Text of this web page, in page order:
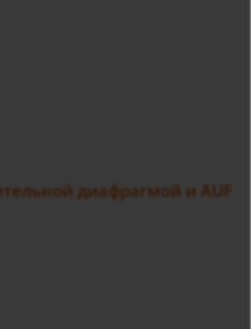
диафрагмой и AUF